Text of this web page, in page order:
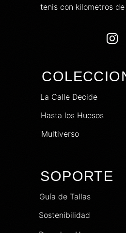
tenis con kilometros

La Calle Decide
Hasta los Huesos
Multiverso
SOPORTE
Guía de Tallas
Sostenibilidad